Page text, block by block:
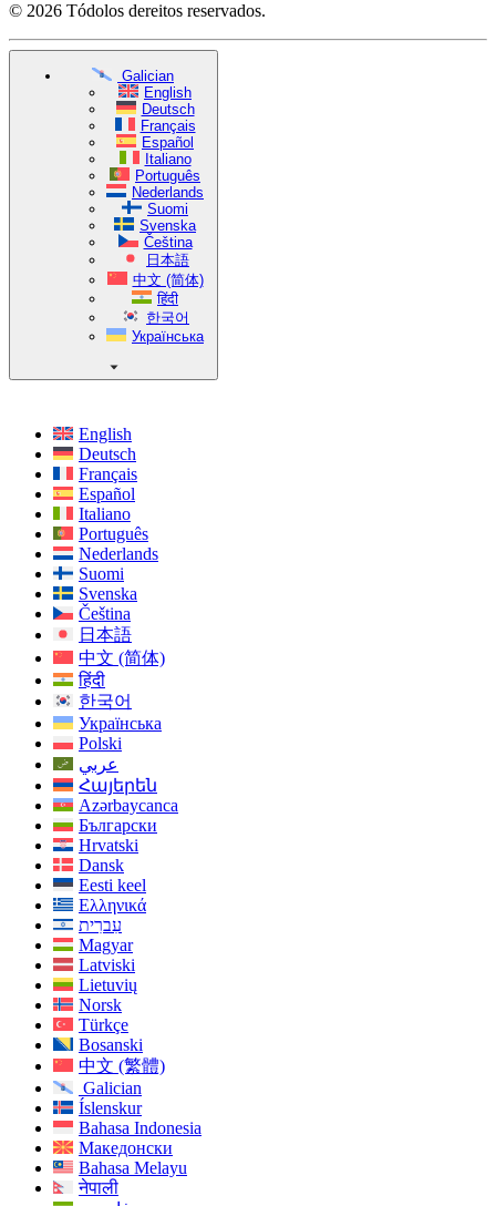
© 2026 Tódolos dereitos reservados.
Galician
English
Deutsch
Français
Español
Italiano
Português
Nederlands
Suomi
Svenska
Čeština
日本語
中文 (简体)
हिंदी
한국어
Українська
English
Deutsch
Français
Español
Italiano
Português
Nederlands
Suomi
Svenska
Čeština
日本語
中文 (简体)
हिंदी
한국어
Українська
Polski
عربي
Հայերեն
Azərbaycanca
Български
Hrvatski
Dansk
Eesti keel
Ελληνικά
עִברִית
Magyar
Latviski
Lietuvių
Norsk
Türkçe
Bosanski
中文 (繁體)
Galician
Íslenskur
Bahasa Indonesia
Македонски
Bahasa Melayu
नेपाली